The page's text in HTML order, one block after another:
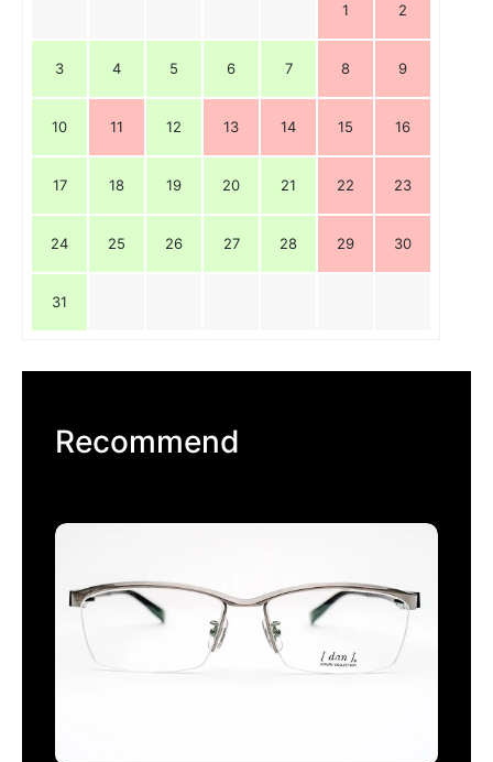
1 2
3 4 5 6 7 8 9
10 11 12 13 14 15 16
17 18 19 20 21 22 23
24 25 26 27 28 29 30
31
Recommend